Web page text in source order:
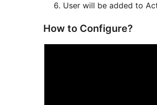
User will be added to
How to Configure?